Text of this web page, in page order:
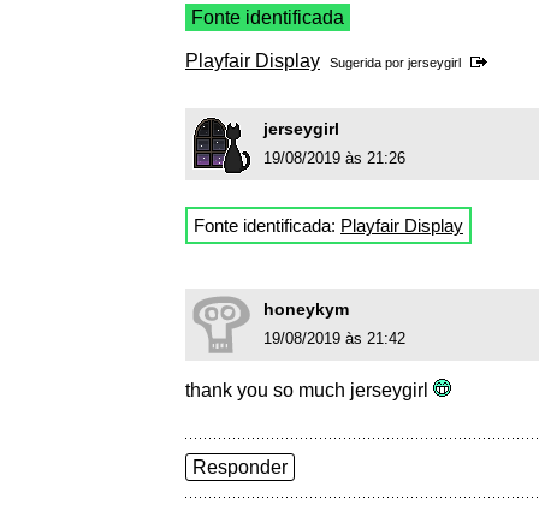
Fonte identificada
Playfair Display Sugerida por jerseygirl
jerseygirl
19/08/2019 às 21:26
Fonte identificada: Playfair Display
honeykym
19/08/2019 às 21:42
thank you so much jerseygirl
Responder